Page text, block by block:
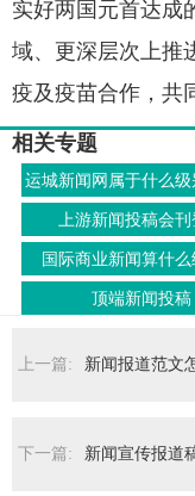
实好两国元首达成
域、更深层次上推
疫及疫苗合作，共
相关专题
运城新闻网属于什么级
上游新闻投稿会刊
国际商业新闻算什么
顶端新闻投稿
上一篇: 新闻报道范文
下一篇: 新闻宣传报道